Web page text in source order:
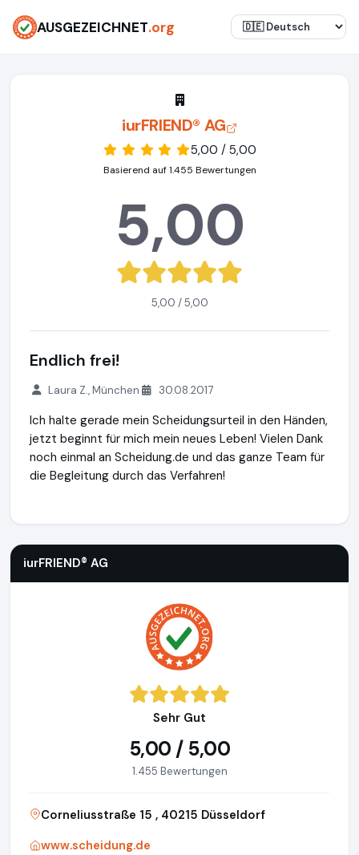
AUSGEZEICHNET.org
iurFRIEND® AG
5,00 / 5,00
Basierend auf 1.455 Bewertungen
5,00
5,00 / 5,00
Endlich frei!
Laura Z., München 30.08.2017
Ich halte gerade mein Scheidungsurteil in den Händen,
jetzt beginnt für mich mein neues Leben! Vielen Dank
noch einmal an Scheidung.de und das ganze Team für
die Begleitung durch das Verfahren!
iurFRIEND® AG
Sehr Gut
5,00 / 5,00
1.455 Bewertungen
Corneliusstraße 15 , 40215 Düsseldorf
www.scheidung.de